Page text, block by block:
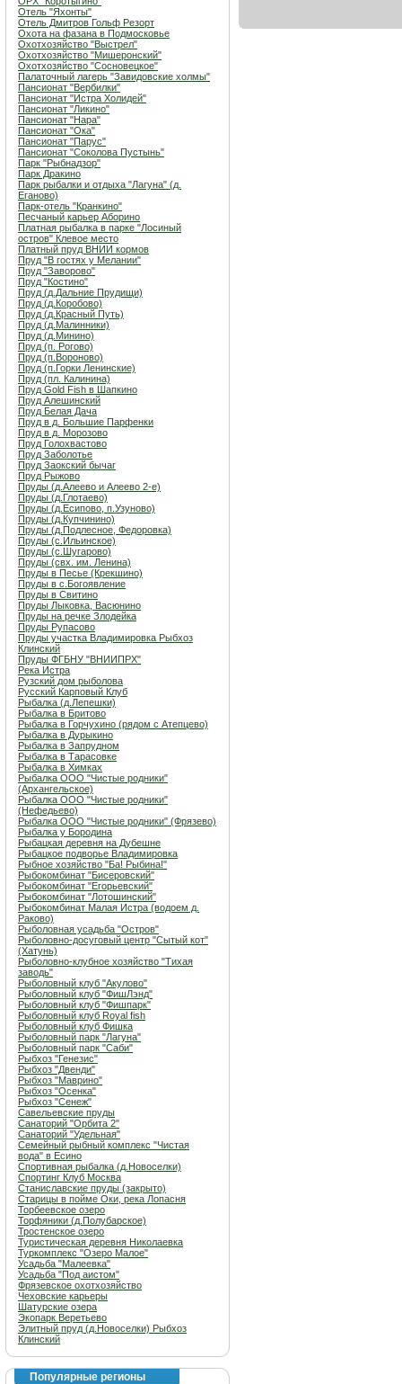
Отель "Яхонты"
Отель Дмитров Гольф Резорт
Охота на фазана в Подмосковье
Охотхозяйство "Выстрел"
Охотхозяйство "Мишеронский"
Охотхозяйство "Сосновецкое"
Палаточный лагерь "Завидовские холмы"
Пансионат "Вербилки"
Пансионат "Истра Холидей"
Пансионат "Ликино"
Пансионат "Нара"
Пансионат "Ока"
Пансионат "Парус"
Пансионат "Соколова Пустынь"
Парк "Рыбнадзор"
Парк Дракино
Парк рыбалки и отдыха "Лагуна" (д.
Еганово)
Парк-отель "Кранкино"
Песчаный карьер Аборино
Платная рыбалка в парке "Лосиный
остров" Клевое место
Платный пруд ВНИИ кормов
Пруд "В гостях у Мелании"
Пруд "Заворово"
Пруд "Костино"
Пруд (д.Дальние Прудищи)
Пруд (д.Коробово)
Пруд (д.Красный Путь)
Пруд (д.Малинники)
Пруд (д.Минино)
Пруд (п. Рогово)
Пруд (п.Вороново)
Пруд (п.Горки Ленинские)
Пруд (пл. Калинина)
Пруд Gold Fish в Шапкино
Пруд Алешинский
Пруд Белая Дача
Пруд в д. Большие Парфенки
Пруд в д. Морозово
Пруд Голохвастово
Пруд Заболотье
Пруд Заокский бычаг
Пруд Рыжово
Пруды (д.Алеево и Алеево 2-е)
Пруды (д.Глотаево)
Пруды (д.Есипово, п.Узуново)
Пруды (д.Купчинино)
Пруды (д.Подлесное, Федоровка)
Пруды (с.Ильинское)
Пруды (с.Шугарово)
Пруды (свх. им. Ленина)
Пруды в Песье (Крекшино)
Пруды в с.Богоявление
Пруды в Свитино
Пруды Лыковка, Васюнино
Пруды на речке Злодейка
Пруды Рупасово
Пруды участка Владимировка Рыбхоз
Клинский
Пруды ФГБНУ "ВНИИПРХ"
Река Истра
Рузский дом рыболова
Русский Карповый Клуб
Рыбалка (д.Лепешки)
Рыбалка в Бритово
Рыбалка в Горчухино (рядом с Атепцево)
Рыбалка в Дурыкино
Рыбалка в Запрудном
Рыбалка в Тарасовке
Рыбалка в Химках
Рыбалка ООО "Чистые родники"
(Архангельское)
Рыбалка ООО "Чистые родники"
(Нефедьево)
Рыбалка ООО "Чистые родники" (Фрязево)
Рыбалка у Бородина
Рыбацкая деревня на Дубешне
Рыбацкое подворье Владимировка
Рыбное хозяйство "Ба! Рыбина!"
Рыбокомбинат "Бисеровский"
Рыбокомбинат "Егорьевский"
Рыбокомбинат "Лотошинский"
Рыбокомбинат Малая Истра (водоем д.
Раково)
Рыболовная усадьба "Остров"
Рыболовно-досуговый центр "Сытый кот"
(Хатунь)
Рыболовно-клубное хозяйство "Тихая
заводь"
Рыболовный клуб "Акулово"
Рыболовный клуб "ФишЛэнд"
Рыболовный клуб "Фишпарк"
Рыболовный клуб Royal fish
Рыболовный клуб Фишка
Рыболовный парк "Лагуна"
Рыболовный парк "Саби"
Рыбхоз "Генезис"
Рыбхоз "Двенди"
Рыбхоз "Маврино"
Рыбхоз "Осенка"
Рыбхоз "Сенеж"
Савельевские пруды
Санаторий "Орбита 2"
Санаторий "Удельная"
Семейный рыбный комплекс "Чистая
вода" в Есино
Спортивная рыбалка (д.Новоселки)
Спортинг Клуб Москва
Станиславские пруды (закрыто)
Старицы в пойме Оки, река Лопасня
Торбеевское озеро
Торфяники (д.Полубарское)
Тростенское озеро
Туристическая деревня Николаевка
Туркомплекс "Озеро Малое"
Усадьба "Малеевка"
Усадьба "Под аистом"
Фрязевское охотхозяйство
Чеховские карьеры
Шатурские озера
Экопарк Веретьево
Элитный пруд (д.Новоселки) Рыбхоз
Клинский
Популярные регионы